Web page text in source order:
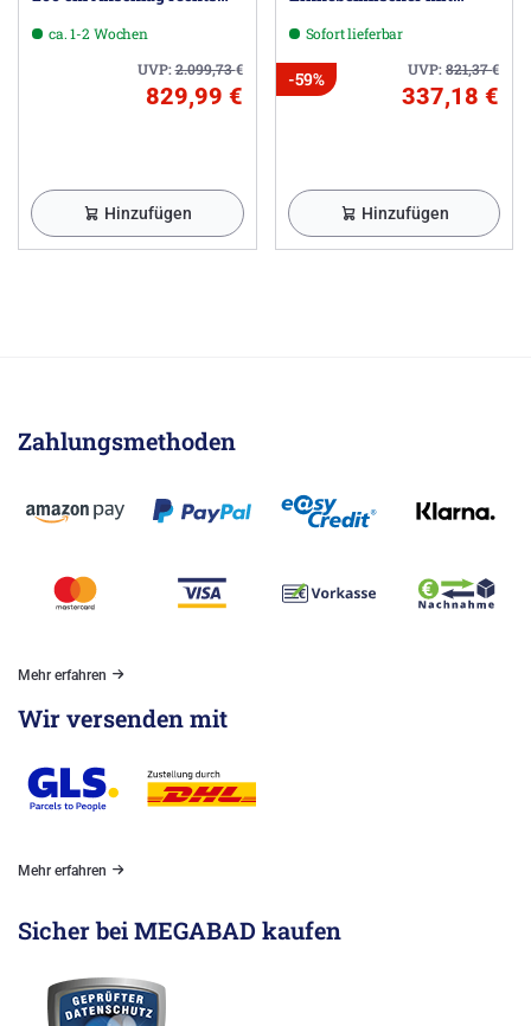
ca. 1-2 Wochen
UVP:2.099,73€
829,99 €
Hinzufügen
Sofort lieferbar
UVP:821,37€
-59%
337,18 €
Hinzufügen
Zahlungsmethoden
Mehr erfahren
Wir versenden mit
Mehr erfahren
Sicher bei MEGABAD kaufen